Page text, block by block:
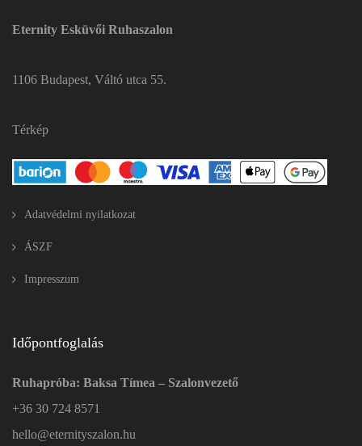
Eternity Esküvői Ruhaszalon
1106 Budapest, Váltó utca 55.
Térkép
Adatvédelmi nyilatkozat
ÁSZF
Impresszum
Időpontfoglalás
Ruhapróba: Baksa Tímea – Szalonvezető
+36 30 724 8571
hello@eternityszalon.hu